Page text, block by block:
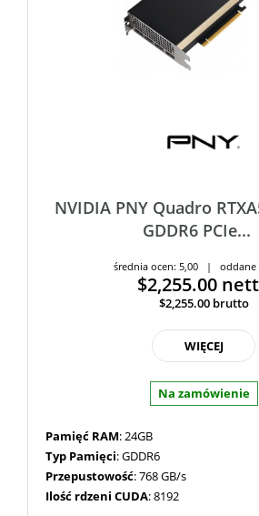
NVIDIA PNY Quadro
GDDR6 PCIe...
średnia ocen: 5,00 | oddane
$2,255.00
$2,255.00 brutto
WIĘCEJ
Na zamówienie
Pamięć RAM: 24GB
Typ Pamięci: GDDR6
Przepustowość: 768 GB/s
Ilość rdzeni CUDA: 8192